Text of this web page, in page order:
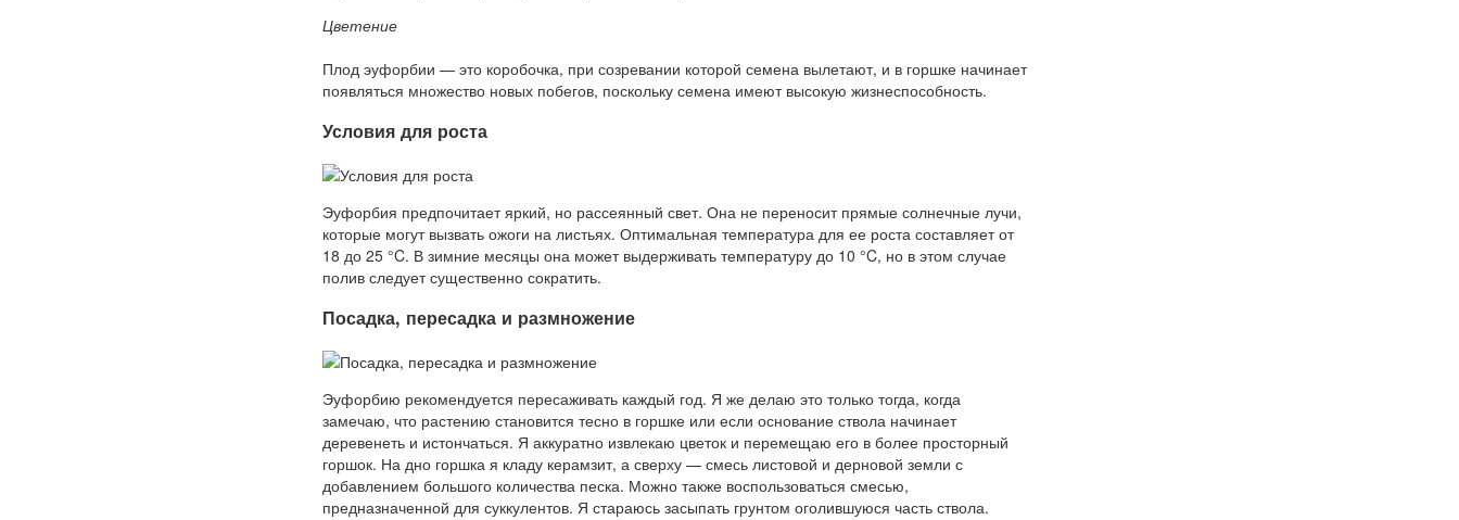
Цветение
Плод эуфорбии — это коробочка, при созревании которой семена вылетают, и в горшке начинает
появляться множество новых побегов, поскольку семена имеют высокую жизнеспособность.
Условия для роста
Эуфорбия предпочитает яркий, но рассеянный свет. Она не переносит прямые солнечные лучи,
которые могут вызвать ожоги на листьях. Оптимальная температура для ее роста составляет от
18 до 25 °C. В зимние месяцы она может выдерживать температуру до 10 °C, но в этом случае
полив следует существенно сократить.
Посадка, пересадка и размножение
Эуфорбию рекомендуется пересаживать каждый год. Я же делаю это только тогда, когда
замечаю, что растению становится тесно в горшке или если основание ствола начинает
деревенеть и истончаться. Я аккуратно извлекаю цветок и перемещаю его в более просторный
горшок. На дно горшка я кладу керамзит, а сверху — смесь листовой и дерновой земли с
добавлением большого количества песка. Можно также воспользоваться смесью,
предназначенной для суккулентов. Я стараюсь засыпать грунтом оголившуюся часть ствола.